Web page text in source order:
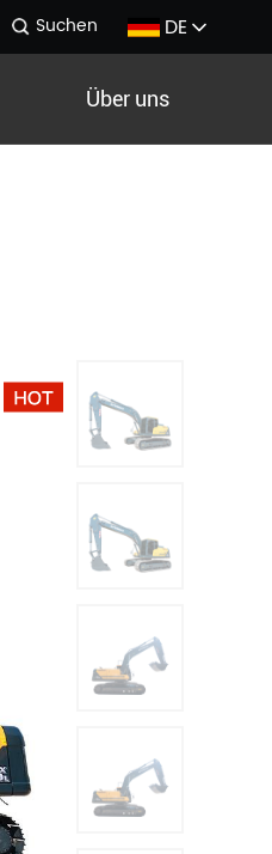
Suchen DE
Über uns